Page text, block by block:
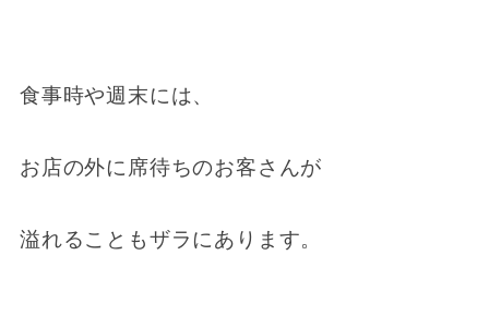
食事時や週末には、
お店の外に席待ちのお客さんが
溢れることもザラにあります。